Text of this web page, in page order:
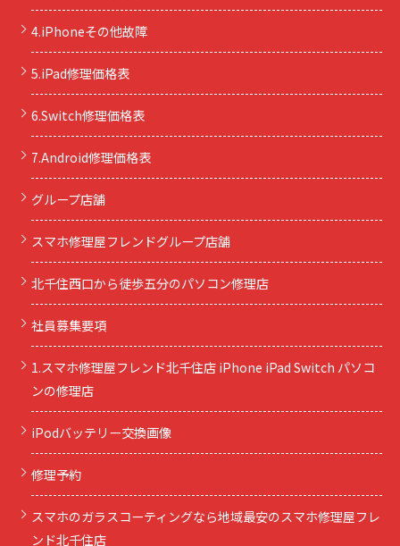
4.iPhoneその他故障
5.iPad修理価格表
6.Switch修理価格表
7.Android修理価格表
グループ店舗
スマホ修理屋フレンドグループ店舗
北千住西口から徒歩五分のパソコン修理店
社員募集要項
1.スマホ修理屋フレンド北千住店 iPhone iPad Switch パソコ
ンの修理店
iPodバッテリー交換画像
修理予約
スマホのガラスコーティングなら地域最安のスマホ修理屋フレ
ンド北千住店